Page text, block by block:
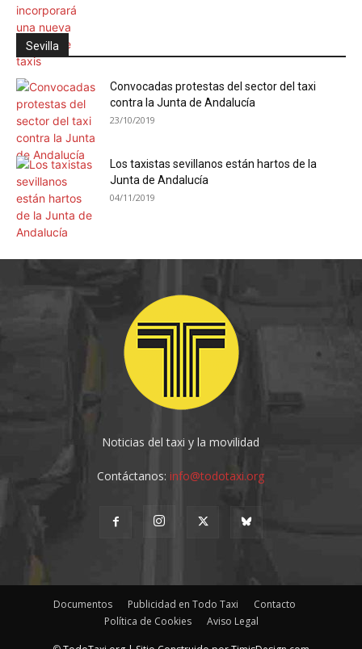
Sevilla
Convocadas protestas del sector del taxi
contra la Junta de Andalucía
23/10/2019
Los taxistas sevillanos están hartos de la
Junta de Andalucía
04/11/2019
Noticias del taxi y la movilidad
Contáctanos:info@todotaxi.org
Documentos Publicidad en Todo Taxi
Contacto
Política de Cookies
Aviso Legal